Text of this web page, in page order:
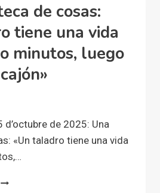
de cosas:
tiene una vida
minutos, luego
d’octubre de 2025: Una
«Un taladro tiene una vida
UNA